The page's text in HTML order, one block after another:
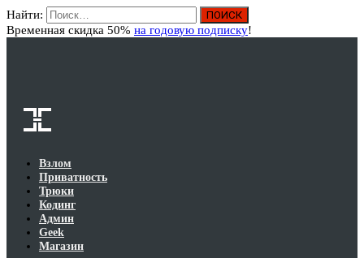
Найти:
Временная скидка 50% на годовую подписку!
Взлом
Приватность
Трюки
Кодинг
Админ
Geek
Магазин